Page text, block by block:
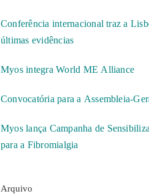
Conferência internacional traz a
últimas evidências
Myos integra World ME Alliance
Convocatória para a Assembleia-
Myos lança Campanha de
para a Fibromialgia
Arquivo